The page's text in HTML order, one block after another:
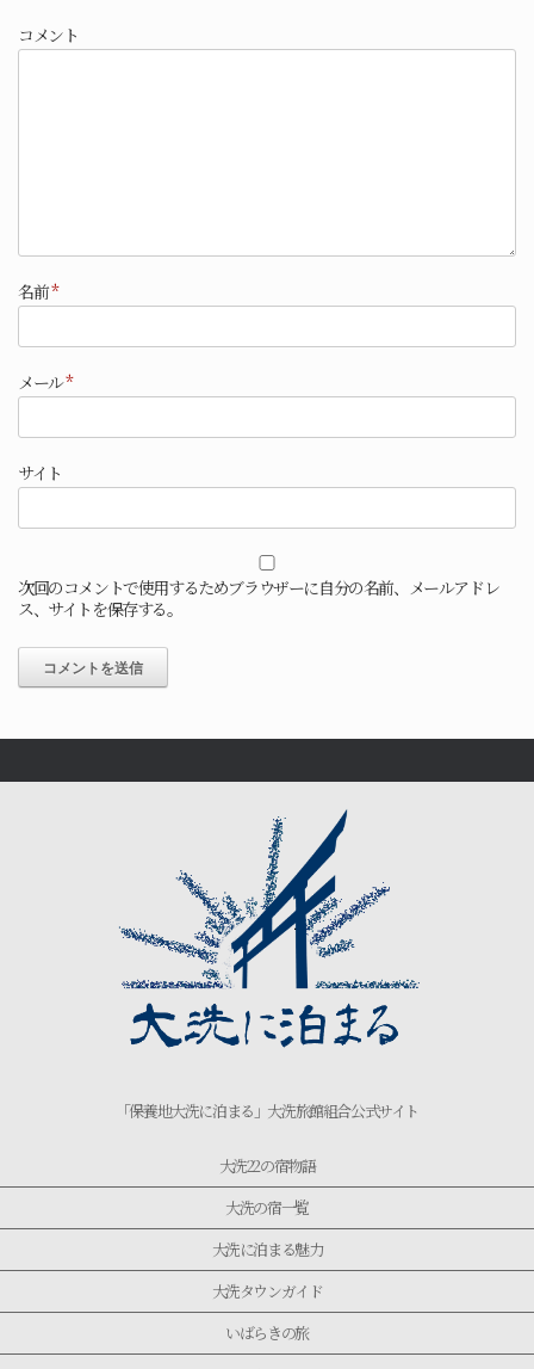
コメント
名前*
メール*
サイト
次回のコメントで使用するためブラウザーに自分の名前、メールアドレ
ス、サイトを保存する。
「保養地大洗に泊まる」大洗旅館組合公式サイト
大洗22の宿物語
大洗の宿一覧
大洗に泊まる魅力
大洗タウンガイド
いばらきの旅